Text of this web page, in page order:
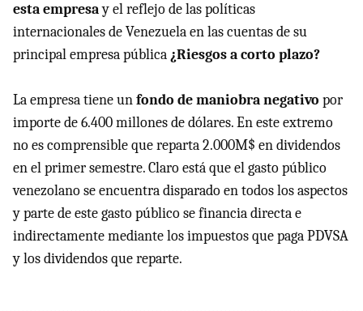
esta empresay el reflejo de las políticas
internacionales de Venezuela en las cuentas de su
principal empresa pública ¿Riesgos a corto plazo?
La empresa tiene unfondo de maniobra negativo por
importe de 6.400 millones de dólares. En este extremo
no es comprensible que reparta 2.000M$ en dividendos
en el primer semestre. Claro está que el gasto público
venezolano se encuentra disparado en todos los aspectos
y parte de este gasto público se financia directa e
indirectamente mediante los impuestos que paga PDVSA
y los dividendos que reparte.